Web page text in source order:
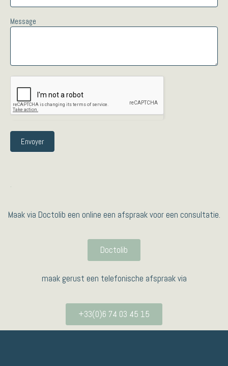
Message
Envoyer
.
Maak via Doctolib een online een afspraak voor een consultatie.
Doctolib
maak gerust een telefonische afspraak via
+33(0)6 74 03 45 15